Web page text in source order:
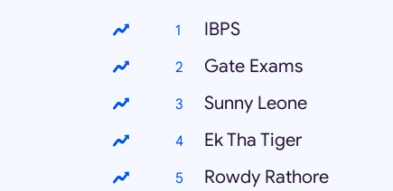
IBPS
Gate Exams
Sunny Leone
Ek Tha Tiger
Rowdy Rathore